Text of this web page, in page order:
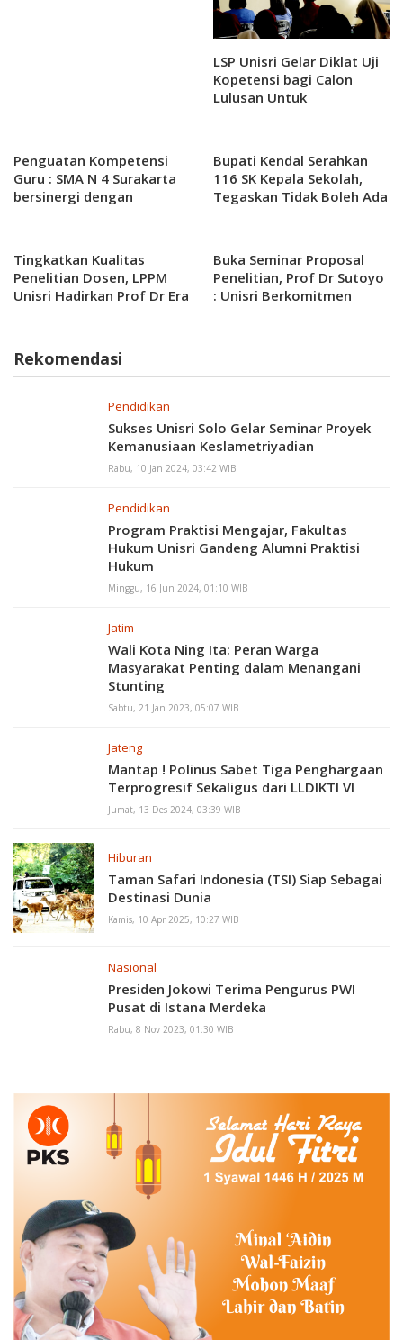
LSP Unisri Gelar Diklat Uji
Kopetensi bagi Calon
Lulusan Untuk
Penguatan Kompetensi
Guru : SMA N 4 Surakarta
bersinergi dengan
Bupati Kendal Serahkan
116 SK Kepala Sekolah,
Tegaskan Tidak Boleh Ada
Tingkatkan Kualitas
Penelitian Dosen, LPPM
Unisri Hadirkan Prof Dr Era
Buka Seminar Proposal
Penelitian, Prof Dr Sutoyo
: Unisri Berkomitmen
Rekomendasi
Pendidikan
Sukses Unisri Solo Gelar Seminar Proyek
Kemanusiaan Keslametriyadian
Rabu, 10 Jan 2024, 03:42 WIB
Pendidikan
Program Praktisi Mengajar, Fakultas
Hukum Unisri Gandeng Alumni Praktisi
Hukum
Minggu, 16 Jun 2024, 01:10 WIB
Jatim
Wali Kota Ning Ita: Peran Warga
Masyarakat Penting dalam Menangani
Stunting
Sabtu, 21 Jan 2023, 05:07 WIB
Jateng
Mantap ! Polinus Sabet Tiga Penghargaan
Terprogresif Sekaligus dari LLDIKTI VI
Jumat, 13 Des 2024, 03:39 WIB
Hiburan
Taman Safari Indonesia (TSI) Siap Sebagai
Destinasi Dunia
Kamis, 10 Apr 2025, 10:27 WIB
Nasional
Presiden Jokowi Terima Pengurus PWI
Pusat di Istana Merdeka
Rabu, 8 Nov 2023, 01:30 WIB